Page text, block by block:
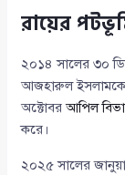
রায়ের
২০১৪ সালের ৩০
আজহারুল ইসলামকে
অক্টোবরআপিল
করে।
২০২৫ সালের